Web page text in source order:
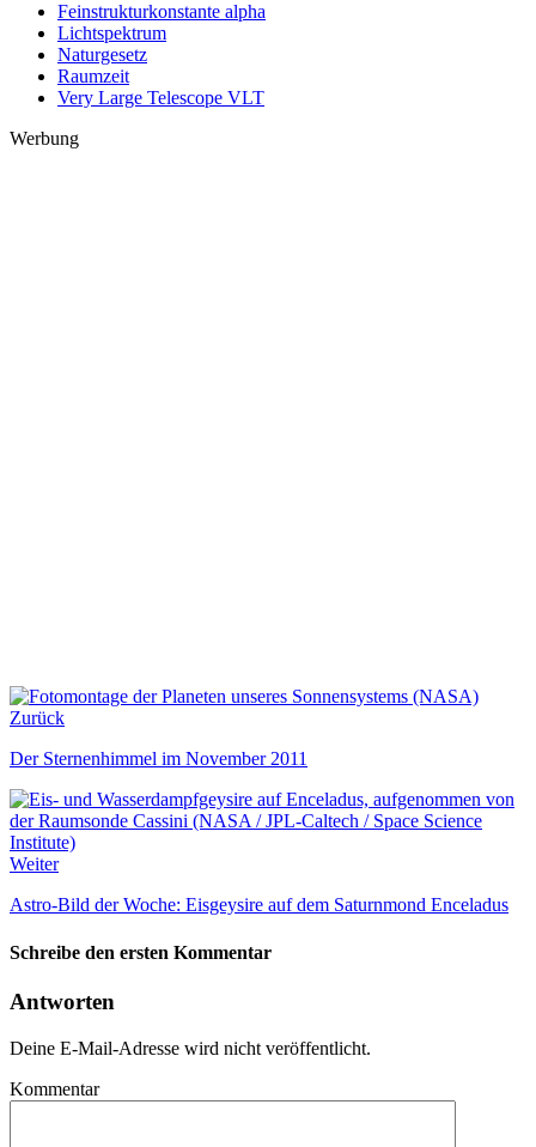
Feinstrukturkonstante alpha
Lichtspektrum
Naturgesetz
Raumzeit
Very Large Telescope VLT
Werbung
Zurück
Der Sternenhimmel im November 2011
Weiter
Astro-Bild der Woche: Eisgeysire auf dem Saturnmond Enceladus
Schreibe den ersten Kommentar
Antworten
Deine E-Mail-Adresse wird nicht veröffentlicht.
Kommentar